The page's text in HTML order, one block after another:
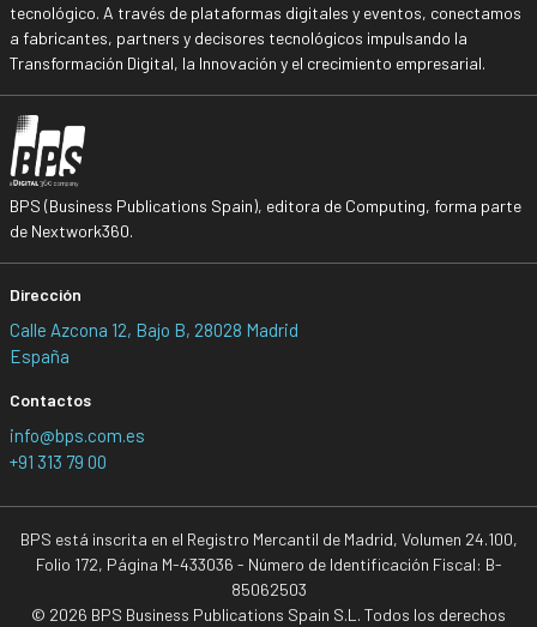
tecnológico. A través de plataformas digitales y eventos, conectamos
a fabricantes, partners y decisores tecnológicos impulsando la
Transformación Digital, la Innovación y el crecimiento empresarial.
BPS (Business Publications Spain), editora de Computing, forma parte
de Nextwork360.
Dirección
Calle Azcona 12, Bajo B, 28028 Madrid
España
Contactos
info@bps.com.es
+91 313 79 00
BPS está inscrita en el Registro Mercantil de Madrid, Volumen 24.100,
Folio 172, Página M-433036 - Número de Identificación Fiscal: B-
85062503
© 2026 BPS Business Publications Spain S.L. Todos los derechos